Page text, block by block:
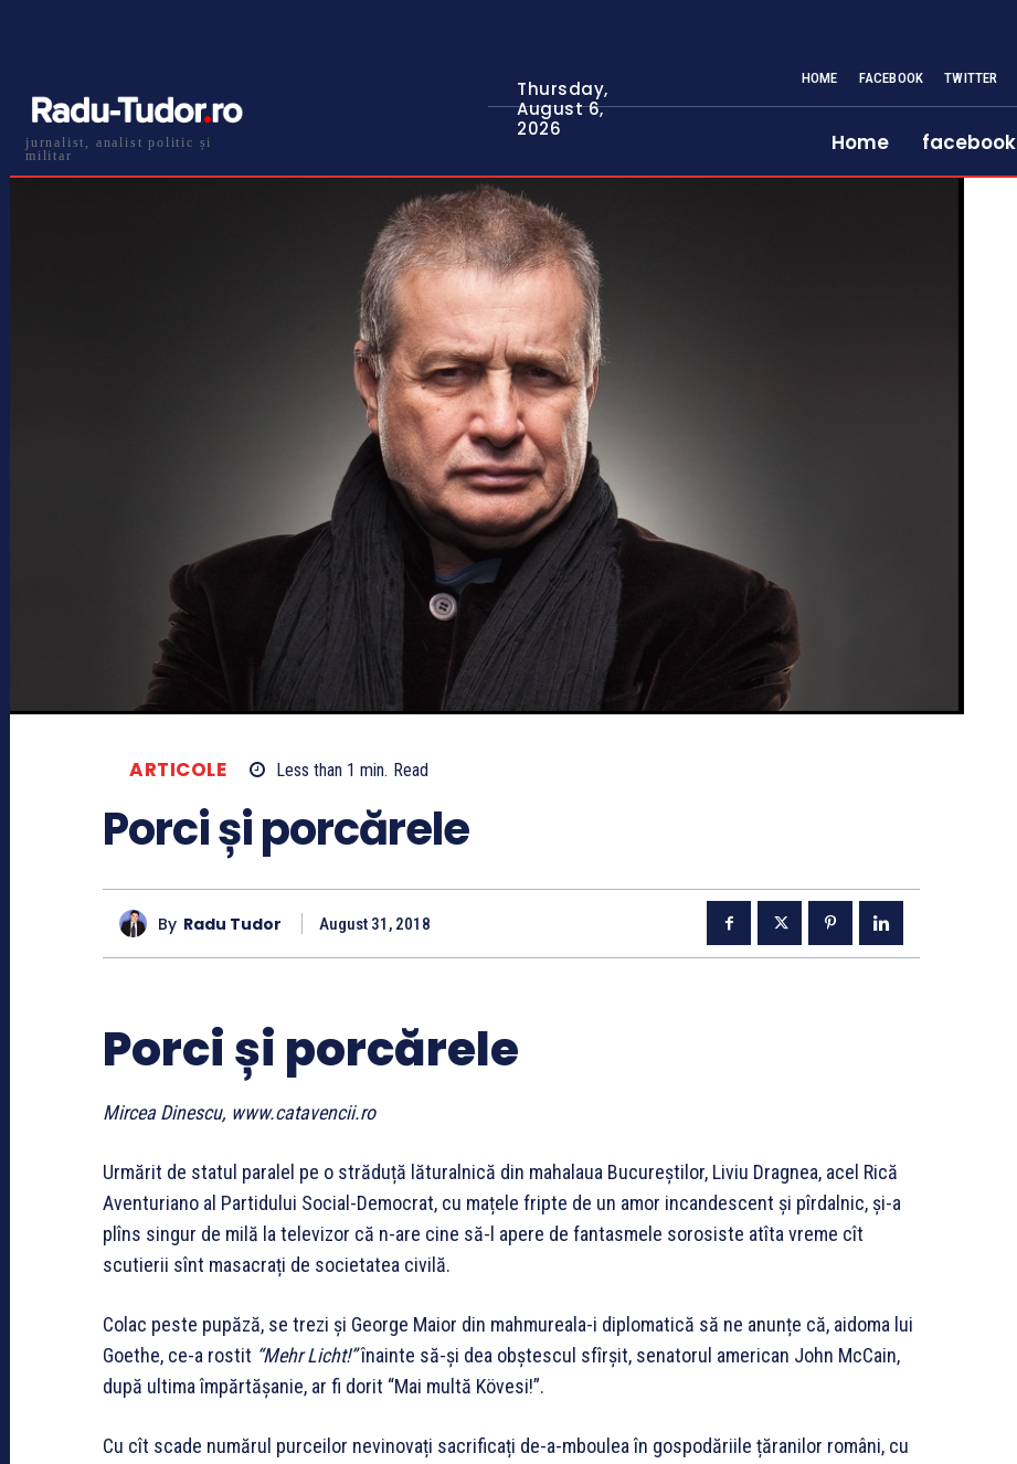
jurnalist, analist politic și
militar
Thursday,
August 6,
2026
HOME FACEBOOK TWITTER
Home facebook
ARTICOLE Less than 1 min. Read
Porci și porcărele
By Radu Tudor August 31, 2018
Porci și porcărele
Mircea Dinescu, www.catavencii.ro
Urmărit de statul paralel pe o străduță lăturalnică din mahalaua Bucureștilor, Liviu Dragnea, acel Rică
Aventuriano al Partidului Social-Democrat, cu mațele fripte de un amor incandescent și pîrdalnic, și-a
plîns singur de milă la televizor că n-are cine să-l apere de fantasmele sorosiste atîta vreme cît
scutierii sînt masacrați de societatea civilă.
Colac peste pupăză, se trezi și George Maior din mahmureala-i diplomatică să ne anunțe că, aidoma lui
Goethe, ce-a rostit “Mehr Licht!”înainte să-și dea obștescul sfîrșit, senatorul american John McCain,
după ultima împărtășanie, ar fi dorit “Mai multă Kövesi!”.
Cu cît scade numărul purceilor nevinovați sacrificați de-a-mboulea în gospodăriile țăranilor români, cu